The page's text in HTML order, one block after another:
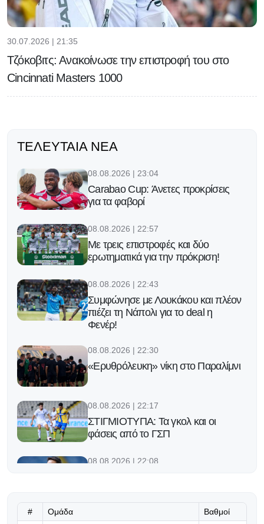
30.07.2026 | 21:35
Τζόκοβιτς: Ανακοίνωσε την επιστροφή του στο
Cincinnati Masters 1000
ΤΕΛΕΥΤΑΊΑ ΝΈΑ
08.08.2026 | 23:04
Carabao Cup: Άνετες προκρίσεις
για τα φαβορί
08.08.2026 | 22:57
Με τρεις επιστροφές και δύο
ερωτηματικά για την πρόκριση!
08.08.2026 | 22:43
Συμφώνησε με Λουκάκου και πλέον
πιέζει τη Νάπολι για το deal η
Φενέρ!
08.08.2026 | 22:30
«Ερυθρόλευκη» νίκη στο Παραλίμνι
08.08.2026 | 22:17
ΣΤΙΓΜΙΟΤΥΠΑ: Τα γκολ και οι
φάσεις από το ΓΣΠ
08.08.2026 | 22:08
# Ομάδα Βαθμοί